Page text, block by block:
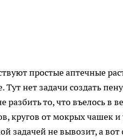
простые аптечные
Тут нет задачи создать
разбить то, что въелось в
кругов от мокрых чашек
задачей не вывозит, а